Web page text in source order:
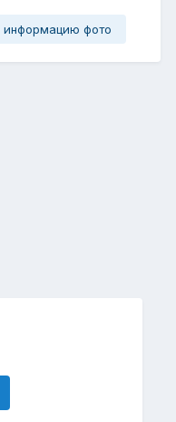
информацию фото